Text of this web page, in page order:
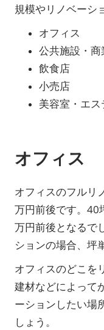
規模やリノベーシ
オフィス
公共施設・商
飲食店
小売店
美容室・エ
オフィス
オフィスのフルリ
万円前後です。40
万円前後となるで
ションの場合、坪
オフィスのどこを
建材などによって
ーションしたい場
しょう。